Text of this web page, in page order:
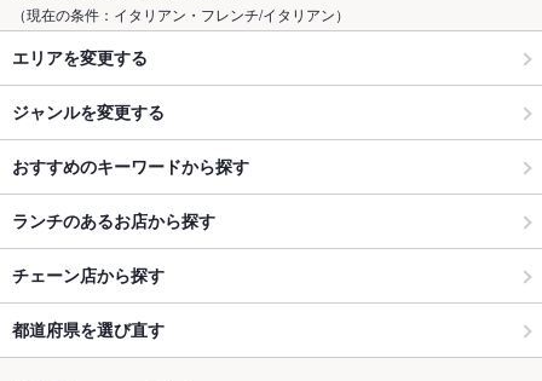
（現在の条件：イタリアン・フレンチ/イタリアン）
エリアを変更する
ジャンルを変更する
おすすめのキーワードから探す
ランチのあるお店から探す
チェーン店から探す
都道府県を選び直す